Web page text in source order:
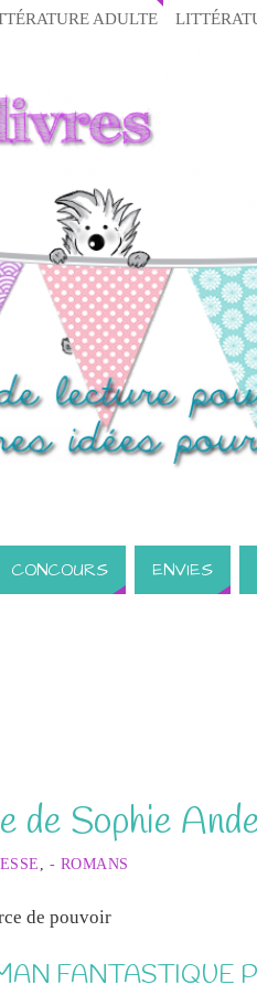
ADULTE
CONCOURS ENVIES
de Sophie
- ROMANS
de pouvoir
FANTASTIQUE